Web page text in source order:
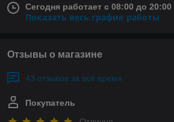
Сегодня работает с 08:00 до 20:00
Показать весь график работы
Отзывы о магазине
43 отзывов за всё время
Покупатель